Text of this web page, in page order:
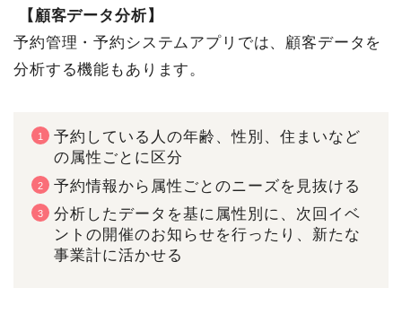
【顧客データ分析】
予約管理・予約システムアプリでは、顧客データを
分析する機能もあります。
予約している人の年齢、性別、住まいなど
の属性ごとに区分
予約情報から属性ごとのニーズを見抜ける
分析したデータを基に属性別に、次回イベ
ントの開催のお知らせを行ったり、新たな
事業計に活かせる